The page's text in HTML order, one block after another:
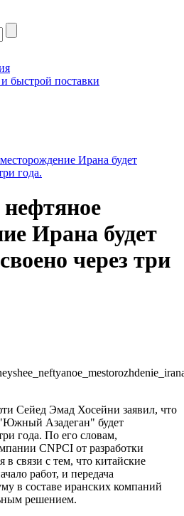
быстрой поставки
Ирана будет
года.
Ирана будет
через три
Сейед Эмад Хосейни заявил, что
Азадеган" будет
года. По его словам,
CNPCI от разработки
в связи с тем, что китайские
работ, и передача
в составе иранских компаний
решением.